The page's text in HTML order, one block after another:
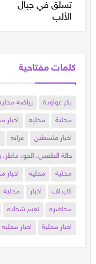
كلمات مفتاحية
بكر عواودة رياضه
محلية
محليه اخبار
اخبار فلسطين
عرابه
حالة الطقس، الجو، ماطر،
محلية
محليه اخبار
الارداف
اخبار محلية
محاضره
نعيم شحاده
اخبار محلية
اخبار محليه